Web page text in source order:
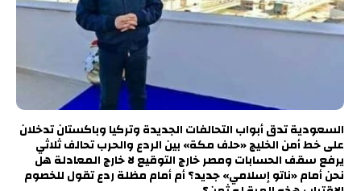
السعودية تدق أبواب التحالفات الجديدة وتركيا وباكستان تدخلان
على خط أمن الخليج «حلف مكة» بين الردع والحرب تحالف ثلاثي
يرفع سقف الحسابات ومصر خارج التوقيع لا خارج المعادلة هل
نحن أمام «ناتو إسلامي» جديد؟ أم أمام مظلة ردع تقول للخصوم